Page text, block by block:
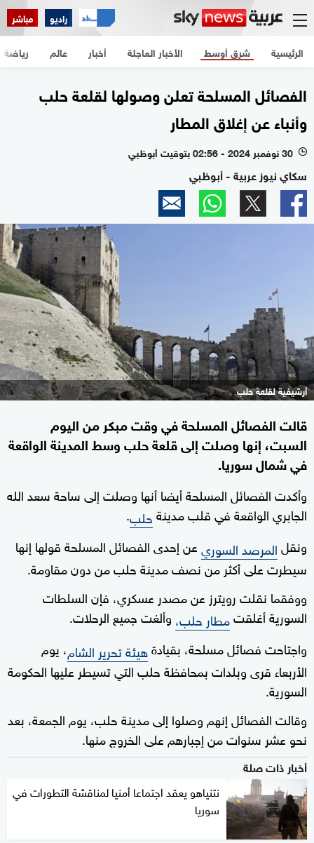
راديو مباشر
الرئيسية الأخبار العاجلة أخبار شرق أوسط عالم رياضة
الفصائل المسلحة تعلن وصولها لقلعة حلب
وأنباء عن إغلاق المطار
l 30 نوفمبر 2024 - 02:56 بتوقيت أبوظبي
سكاي نيوز عربية - أبوظبي
أرشيفية لقلعة حلب
قالت الفصائل المسلحة في وقت مبكر من اليوم
السبت، إنها وصلت إلى قلعة حلب وسط المدينة الواقعة
في شمال سوريا.
وأكدت الفصائل المسلحة أيضا أنها وصلت إلى ساحة سعد الله
الجابري الواقعة في قلب مدينةحلب.
ونقلالمرصد السوريعن إحدى الفصائل المسلحة قولها إنها
سيطرت على أكثر من نصف مدينة حلب من دون مقاومة.
ووفقما نقلت رويترز عن مصدر عسكري، فإن السلطات
السورية أغلقتمطار حلب، وألغت جميع الرحلات.
واجتاحت فصائل مسلحة، بقيادةهيئة تحرير الشام، يوم
الأربعاء قرى وبلدات بمحافظة حلب التي تسيطر عليها الحكومة
السورية.
وقالت الفصائل إنهم وصلوا إلى مدينة حلب، يوم الجمعة، بعد
نحو عشر سنوات من إجبارهم على الخروج منها.
أخبار ذات صلة
نتنياهو يعقد اجتماعا أمنيا لمناقشة التطورات في
سوريا